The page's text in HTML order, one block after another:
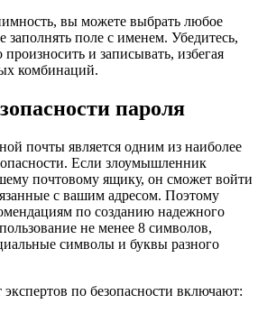
вы можете выбрать любое
заполнять поле с именем. Убедитесь,
и записывать, избегая
комбинаций.
пароля
почты является одним из наиболее
Если злоумышленник
почтовому ящику, он сможет войти
с вашим адресом. Поэтому
по созданию надежного
не менее 8 символов,
символы и буквы разного
по безопасности включают: